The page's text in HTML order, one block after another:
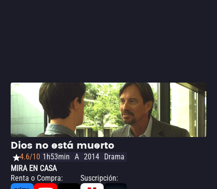
Dios no está muerto
4.6/10 1h53min A 2014 Drama
MIRA EN CASA
Renta o Compra: Suscripción: